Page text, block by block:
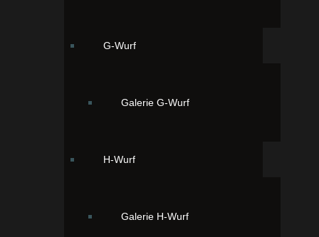
G-Wurf
Galerie G-Wurf
H-Wurf
Galerie H-Wurf